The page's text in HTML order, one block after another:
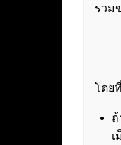
รวม
โดยที่
ถ้
เ